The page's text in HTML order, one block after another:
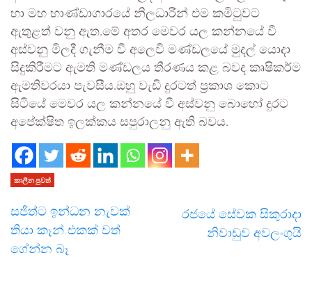
හා මහ භාණ්ඩාගාරයේ නිලධාරීන් එම කමිටුවට
ඇතුළත් වනු ඇත.මේ අතර මෙවර යල කන්නයේ වී
අස්වනු මිලදී ගැනීම වී අලෙවි මණ්ඩලයේ මුදල් යොදා
සිදුකිරීමට ඇමති මණ්ඩලය තීරණය කළ බවද කෘෂිකර්ම
ඇමතිවරයා පැවසීය.ඔහු වැඩි දුරටත් ප්‍රකාශ කොට
සිටියේ මෙවර යල කන්නයේ වී අස්වනු බොහෝ දුරට
අපේක්ෂිත ඉලක්කය සපුරාලනු ඇති බවය.
කාලීන පුවත්
සජිත්ට ඉන්ධන නැවක්
තියා කෑන් එකක් වත්
ගේන්න බෑ
රජයේ සේවක සිකුරාදා
නිවාඩුව අවලංගුයි